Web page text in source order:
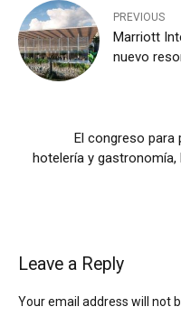
PREVIOUS
Marriott
nuevo
El congreso para
hotelería y gastronomía,
Leave a Reply
Your email address will not